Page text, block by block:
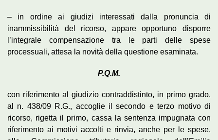
– in ordine ai giudizi interessati dalla pronuncia di
inammissibilità del ricorso, appare opportuno disporre
l’integrale compensazione tra le parti delle spese
processuali, attesa la novità della questione esaminata.
P.Q.M.
con riferimento al giudizio contraddistinto, in primo grado,
al n. 438/09 R.G., accoglie il secondo e terzo motivo di
ricorso, rigetta il primo, cassa la sentenza impugnata con
riferimento ai motivi accolti e rinvia, anche per le spese,